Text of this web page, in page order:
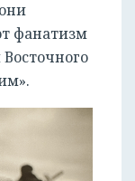
фанатизм